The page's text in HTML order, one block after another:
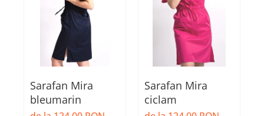
Sarafan Mira
bleumarin
Sarafan Mira
ciclam